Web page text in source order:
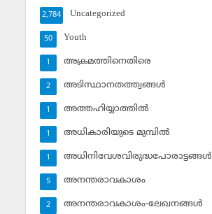
Uncategorized
2,784
Youth
50
അക്രമത്തിനെതിരെ
1
അടിസ്ഥാനതത്ത്വങ്ങള്‍
2
അത്തഹിയ്യാത്തില്‍
1
അധികാരിയുടെ മുമ്പില്‍
1
അധിനിവേശവിരുദ്ധപോരാട്ടങ്ങള്‍
1
അനന്തരാവകാശം
5
അനന്തരാവകാശം-ലേഖനങ്ങള്‍
2